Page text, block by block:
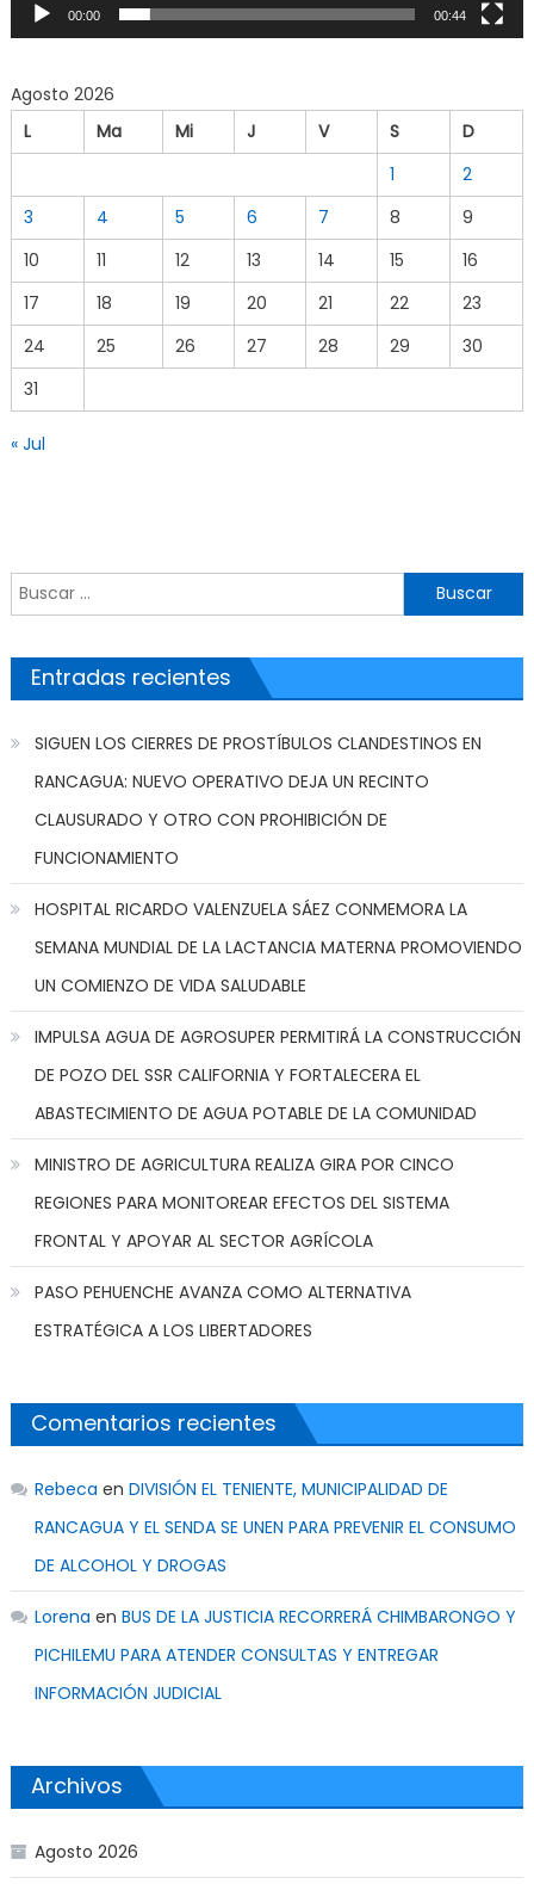
00:00 00:44
Agosto 2026
L
Ma Mi J V S
D
1
2
3
4 5 6 7 8
9
10
11 12 13 14 15
16
17
18 19 20 21 22
23
24
25 26 27 28 29
30
31
« Jul
Buscar por:
Entradas recientes
SIGUEN LOS CIERRES DE PROSTÍBULOS CLANDESTINOS EN
RANCAGUA: NUEVO OPERATIVO DEJA UN RECINTO
CLAUSURADO Y OTRO CON PROHIBICIÓN DE
FUNCIONAMIENTO
HOSPITAL RICARDO VALENZUELA SÁEZ CONMEMORA LA
SEMANA MUNDIAL DE LA LACTANCIA MATERNA PROMOVIENDO
UN COMIENZO DE VIDA SALUDABLE
IMPULSA AGUA DE AGROSUPER PERMITIRÁ LA CONSTRUCCIÓN
DE POZO DEL SSR CALIFORNIA Y FORTALECERA EL
ABASTECIMIENTO DE AGUA POTABLE DE LA COMUNIDAD
MINISTRO DE AGRICULTURA REALIZA GIRA POR CINCO
REGIONES PARA MONITOREAR EFECTOS DEL SISTEMA
FRONTAL Y APOYAR AL SECTOR AGRÍCOLA
PASO PEHUENCHE AVANZA COMO ALTERNATIVA
ESTRATÉGICA A LOS LIBERTADORES
Comentarios recientes
Rebeca en DIVISIÓN EL TENIENTE, MUNICIPALIDAD DE
RANCAGUA Y EL SENDA SE UNEN PARA PREVENIR EL CONSUMO
DE ALCOHOL Y DROGAS
Lorena en BUS DE LA JUSTICIA RECORRERÁ CHIMBARONGO Y
PICHILEMU PARA ATENDER CONSULTAS Y ENTREGAR
INFORMACIÓN JUDICIAL
Archivos
Agosto 2026